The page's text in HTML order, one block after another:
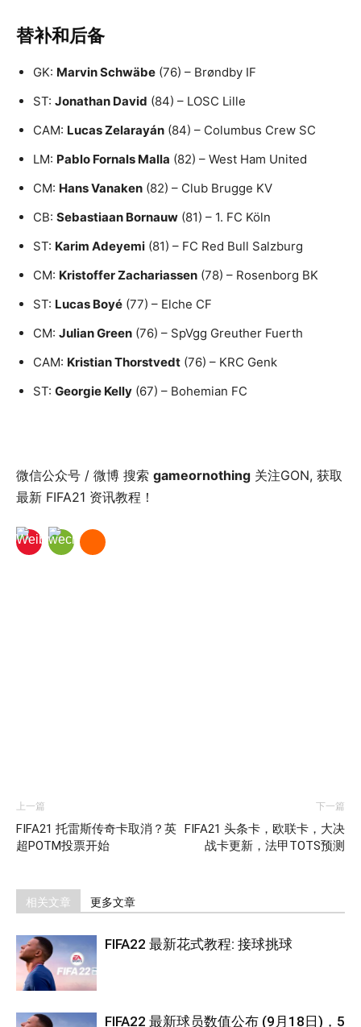
替补和后备
GK: Marvin Schwäbe (76) – Brøndby IF
ST: Jonathan David (84) – LOSC Lille
CAM: Lucas Zelarayán (84) – Columbus Crew SC
LM: Pablo Fornals Malla (82) – West Ham United
CM: Hans Vanaken (82) – Club Brugge KV
CB: Sebastiaan Bornauw (81) – 1. FC Köln
ST: Karim Adeyemi (81) – FC Red Bull Salzburg
CM: Kristoffer Zachariassen (78) – Rosenborg BK
ST: Lucas Boyé (77) – Elche CF
CM: Julian Green (76) – SpVgg Greuther Fuerth
CAM: Kristian Thorstvedt (76) – KRC Genk
ST: Georgie Kelly (67) – Bohemian FC
微信公众号 / 微博 搜索 gameornothing 关注GON, 获取
最新 FIFA21 资讯教程！
上一篇
FIFA21 托雷斯传奇卡取消？英
超POTM投票开始
下一篇
FIFA21 头条卡，欧联卡，大决
战卡更新，法甲TOTS预测
相关文章 更多文章
FIFA22 最新花式教程: 接球挑球
FIFA22 最新球员数值公布 (9月18日)，5